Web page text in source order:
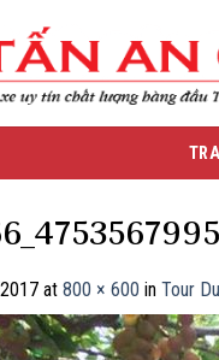
at 800 × 600 in Tour